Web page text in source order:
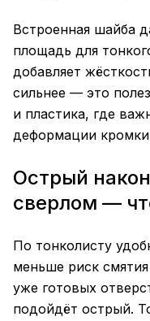
Встроенная шайба
площадь для
добавляет
сильнее — это
и пластика, где
деформации
Острый
сверлом —
По тонколисту
меньше риск
уже готовых
подойдёт острый.